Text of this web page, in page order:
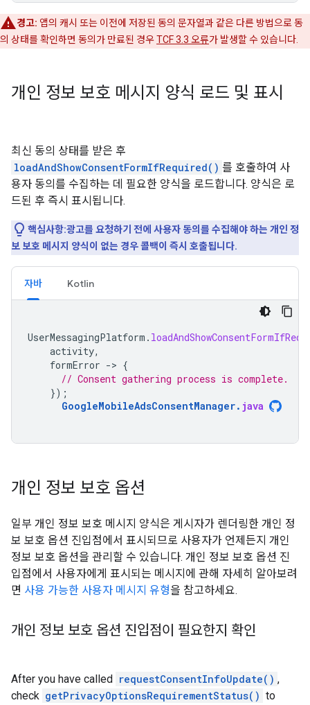
경고: 앱의 캐시 또는 이전에 저장된 동의 문자열과 같은 다른 방법으로 동
의 상태를 확인하면 동의가 만료된 경우TCF 3.3 오류가 발생할 수 있습니다.
개인 정보 보호 메시지 양식 로드 및 표시
최신 동의 상태를 받은 후
loadAndShowConsentFormIfRequired() 를 호출하여 사
용자 동의를 수집하는 데 필요한 양식을 로드합니다. 양식은 로
드된 후 즉시 표시됩니다.
핵심사항:광고를 요청하기 전에 사용자 동의를 수집해야 하는 개인 정
보 보호 메시지 양식이 없는 경우 콜백이 즉시 호출됩니다.
자바 Kotlin
UserMessagingPlatform .
activity,
formError -> {
// Consent gathering process is complete.
});
GoogleMobileAdsConsentManager. java
개인 정보 보호 옵션
일부 개인 정보 보호 메시지 양식은 게시자가 렌더링한 개인 정
보 보호 옵션 진입점에서 표시되므로 사용자가 언제든지 개인
정보 보호 옵션을 관리할 수 있습니다. 개인 정보 보호 옵션 진
입점에서 사용자에게 표시되는 메시지에 관해 자세히 알아보려
면 사용 가능한 사용자 메시지 유형을 참고하세요.
개인 정보 보호 옵션 진입점이 필요한지 확인
After you have called requestConsentInfoUpdate() ,
check getPrivacyOptionsRequirementStatus() to